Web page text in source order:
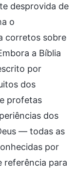
desprovida de
o
corretos sobre
a Bíblia
por
dos
profetas
dos
— todas as
por
referência para